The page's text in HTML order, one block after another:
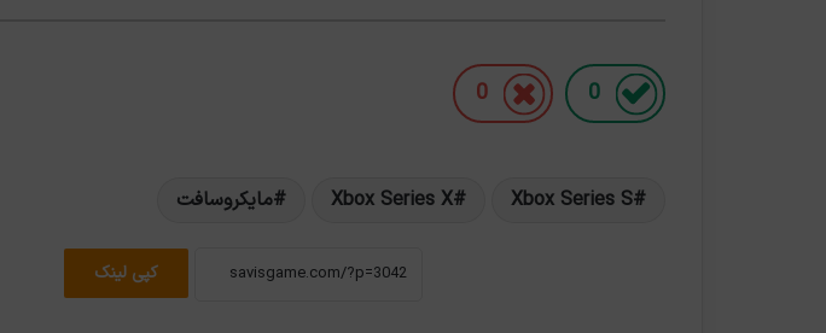
0
0
Xbox Series S
Xbox Series X مایکروسافت
کپی لینک